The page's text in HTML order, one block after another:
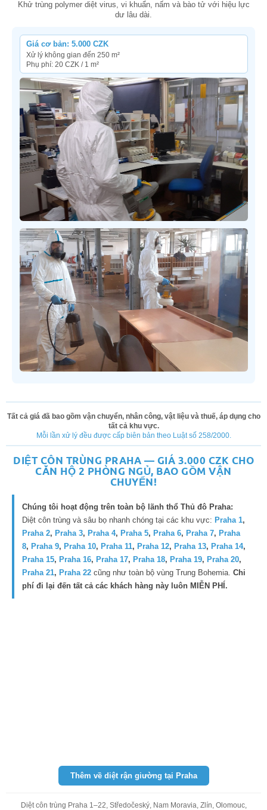
Khử trùng polymer diệt virus, vi khuẩn, nấm và bào tử với hiệu lực
dư lâu dài.
Giá cơ bản: 5.000 CZK
Xử lý không gian đến 250 m²
Phụ phí: 20 CZK / 1 m²
Tất cả giá đã bao gồm vận chuyển, nhân công, vật liệu và thuế, áp dụng cho
tất cả khu vực.
Mỗi lần xử lý đều được cấp biên bản theo Luật số 258/2000.
DIỆT CÔN TRÙNG PRAHA — GIÁ 3.000 CZK CHO
CĂN HỘ 2 PHÒNG NGỦ, BAO GỒM VẬN
CHUYỂN!
Chúng tôi hoạt động trên toàn bộ lãnh thổ Thủ đô Praha:
Diệt côn trùng và sâu bọ nhanh chóng tại các khu vực: Praha 1,
Praha 2, Praha 3, Praha 4, Praha 5, Praha 6, Praha 7, Praha
8, Praha 9, Praha 10, Praha 11, Praha 12, Praha 13, Praha 14,
Praha 15, Praha 16, Praha 17, Praha 18, Praha 19, Praha 20,
Praha 21, Praha 22cũng như toàn bộ vùng Trung Bohemia. Chi
phí đi lại đến tất cả các khách hàng này luôn MIỄN PHÍ.
Thêm về diệt rận giường tại Praha
Diệt côn trùng Praha 1–22, Středočeský, Nam Moravia, Zlín, Olomouc,